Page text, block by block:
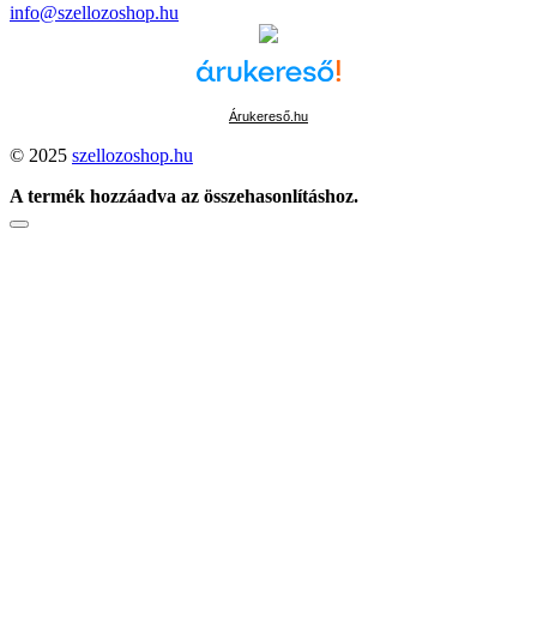
info@szellozoshop.hu
Árukereső.hu
© 2025 szellozoshop.hu
A termék hozzáadva az összehasonlításhoz.